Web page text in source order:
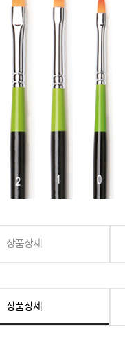
상품상세
상품상세